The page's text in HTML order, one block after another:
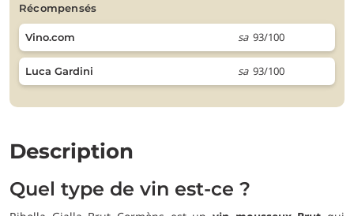
récompensés
Vino.com sa 93/100
Luca Gardini sa 93/100
Description
Quel type de vin est-ce ?